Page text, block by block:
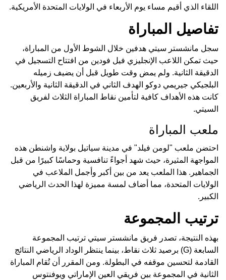
اللقاء الذي أقيم مساء يوم الأربعاء في الولايات المتحدة الأمريكية.
تفاصيل المباراة
سجل مانشستر سيتي هدفين خلال الشوط الأول من المباراة،
حيث تمكن اللاعب الإنجليزي فيل فودين من افتتاح التسجيل في
الدقيقة الثانية. ولم يمض وقت طويل قبل أن يضيف زميله
البلجيكي جيريمي دوكو الهدف الثاني في الدقيقة الثانية والأربعين.
كانت هذه الأهداف كافية لتأمين نقاط المباراة الثلاث لفريق
السيتي.
ملعب المباراة
احتضن ملعب "لومن فيلد" في مدينة سياتيل بولاية واشنطن هذه
المواجهة المثيرة، حيث شهد أجواءً تنافسية وحماسًا كبيرًا من قبل
الجماهير. هذا الملعب يعد من بين أكبر وأجمل الملاعب في
الولايات المتحدة، مما أضاف لمسة مميزة لهذا الحدث الرياضي
الكبير.
ترتيب المجموعة
بهذه النتيجة، تصدر فريق مانشستر سيتي ترتيب المجموعة
السابعة (G) برصيد ثلاث نقاط، بينما ينتظر الوداد الرياضي النتائج
القادمة لتحسين موقفه في البطولة. ومن المقرر أن تُقام المباراة
الثانية في المجموعة بين فريقي العين الإماراتي ويوفنتوس